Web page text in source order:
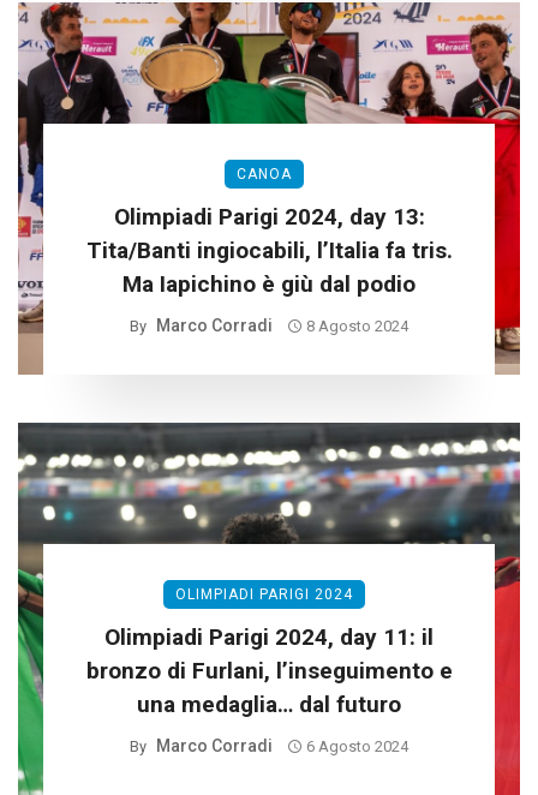
CANOA
Olimpiadi Parigi 2024, day 13:
Tita/Banti ingiocabili, l’Italia fa tris.
Ma Iapichino è giù dal podio
By Marco Corradi 8 Agosto 2024
OLIMPIADI PARIGI 2024
Olimpiadi Parigi 2024, day 11: il
bronzo di Furlani, l’inseguimento e
una medaglia… dal futuro
By Marco Corradi 6 Agosto 2024